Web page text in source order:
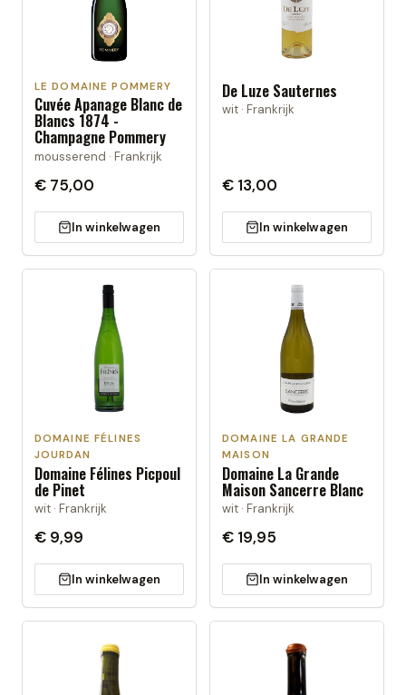
LE DOMAINE POMMERY
Cuvée Apanage Blanc de
Blancs 1874 -
Champagne Pommery
mousserend · Frankrijk
€ 75,00
In winkelwagen
De Luze Sauternes
wit · Frankrijk
€ 13,00
In winkelwagen
DOMAINE FÉLINES
JOURDAN
Domaine Félines Picpoul
de Pinet
wit · Frankrijk
€ 9,99
In winkelwagen
DOMAINE LA GRANDE
MAISON
Domaine La Grande
Maison Sancerre Blanc
wit · Frankrijk
€ 19,95
In winkelwagen